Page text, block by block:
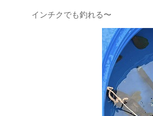
インチクでも釣れる〜